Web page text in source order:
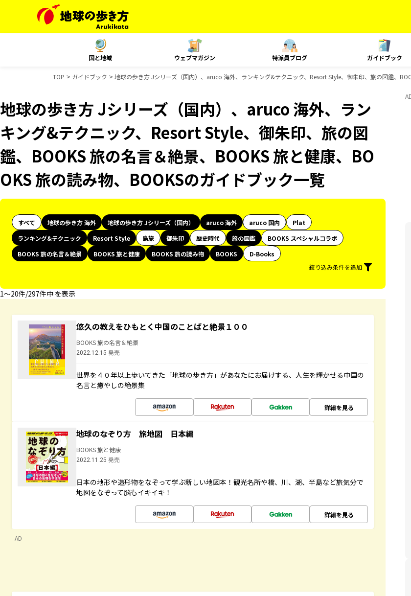
国と地域 ウェブマガジン 特派員ブログ ガイドブック
TOP ガイドブック 地球の歩き方 Jシリーズ（国内）、aruco 海外、ランキング&テクニック、Resort Style、御朱印、旅の図鑑、
地球の歩き方 Jシリーズ（国内）、aruco 海外、ラン
キング&テクニック、Resort Style、御朱印、旅の図
鑑、BOOKS 旅の名言＆絶景、BOOKS 旅と健康、BO
OKS 旅の読み物、BOOKSのガイドブック一覧
すべて 地球の歩き方 海外 地球の歩き方 Jシリーズ（国内） aruco 海外 aruco 国内
Plat
ランキング&テクニック
Resort Style 島旅 御朱印 歴史時代 旅の図鑑
BOOKS スペシャルコラボ
BOOKS 旅の名言＆絶景
BOOKS 旅と健康 BOOKS 旅の読み物 BOOKS
D-Books
絞り込み条件を追加
1〜20件/297件中 を表示
悠久の教えをひもとく中国のことばと絶景１００
BOOKS 旅の名言＆絶景
2022.12.15 発売
世界を４０年以上歩いてきた「地球の歩き方」があなたにお届けする、人生を輝かせる中国の
名言と癒やしの絶景集
詳細を見る
地球のなぞり方 旅地図 日本編
BOOKS 旅と健康
2022.11.25 発売
日本の地形や造形物をなぞって学ぶ新しい地図本！観光名所や橋、川、湖、半島など旅気分で
地図をなぞって脳もイキイキ！
詳細を見る
AD